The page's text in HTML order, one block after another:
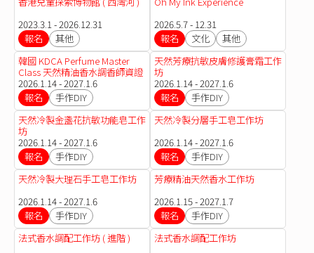
2023.3.1 - 2026.12.31
報名
其他
2026.5.7 - 12.31
報名
文化
其他
韓國 KDCA Perfume Master
Class 天然精油香水調香師資證
書課程
2026.1.14 - 2027.1.6
報名
手作DIY
天然芳療抗敏皮膚修護膏霜工作
坊
2026.1.14 - 2027.1.6
報名
手作DIY
天然冷製金盞花抗敏功能皂工作
坊
2026.1.14 - 2027.1.6
報名
手作DIY
天然冷製分層手工皂工作坊
2026.1.14 - 2027.1.6
報名
手作DIY
天然冷製大理石手工皂工作坊
2026.1.14 - 2027.1.6
報名
手作DIY
芳療精油天然香水工作坊
2026.1.15 - 2027.1.7
報名
手作DIY
法式香水調配工作坊 ( 進階 )
法式香水調配工作坊